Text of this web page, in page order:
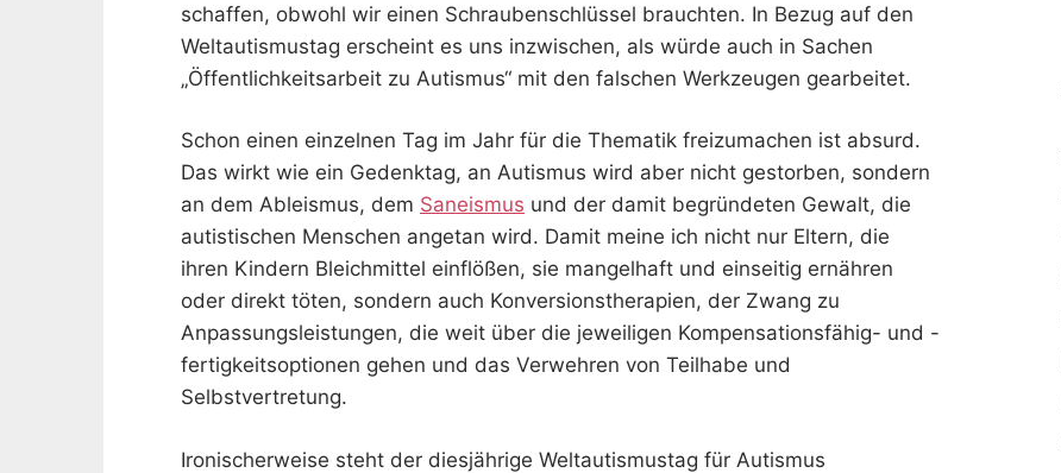
schaffen, obwohl wir einen Schraubenschlüssel brauchten. In Bezug auf den
Weltautismustag erscheint es uns inzwischen, als würde auch in Sachen
„Öffentlichkeitsarbeit zu Autismus“ mit den falschen Werkzeugen gearbeitet.
Schon einen einzelnen Tag im Jahr für die Thematik freizumachen ist absurd.
Das wirkt wie ein Gedenktag, an Autismus wird aber nicht gestorben, sondern
an dem Ableismus, dem Saneismus und der damit begründeten Gewalt, die
autistischen Menschen angetan wird. Damit meine ich nicht nur Eltern, die
ihren Kindern Bleichmittel einflößen, sie mangelhaft und einseitig ernähren
oder direkt töten, sondern auch Konversionstherapien, der Zwang zu
Anpassungsleistungen, die weit über die jeweiligen Kompensationsfähig- und -
fertigkeitsoptionen gehen und das Verwehren von Teilhabe und
Selbstvertretung.
Ironischerweise steht der diesjährige Weltautismustag für Autismus